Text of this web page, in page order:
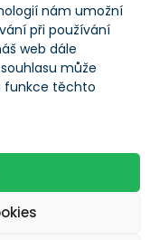
nám umožní
při používání
web dále
může
funkce těchto